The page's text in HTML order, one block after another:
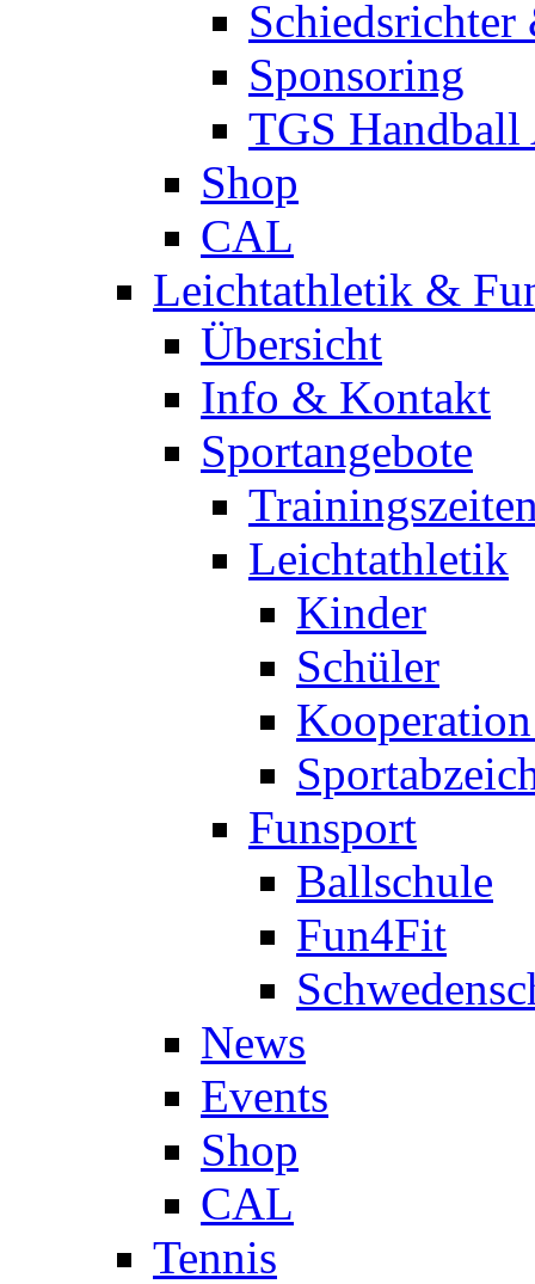
Schiedsrichter
Sponsoring
TGS Handball
Shop
CAL
Leichtathletik &
Übersicht
Info & Kontakt
Sportangebote
Leichtathletik
Kinder
Schüler
Funsport
Ballschule
Fun4Fit
News
Events
Shop
CAL
Tennis